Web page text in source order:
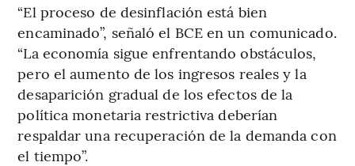
“El proceso de desinflación está bien
encaminado”, señaló el BCE en un comunicado.
“La economía sigue enfrentando obstáculos,
pero el aumento de los ingresos reales y la
desaparición gradual de los efectos de la
política monetaria restrictiva deberían
respaldar una recuperación de la demanda con
el tiempo”.